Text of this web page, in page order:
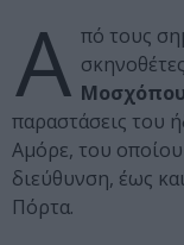
Α πό τους
παραστάσεις του
Αμόρε, του οποίου
διεύθυνση, έως
Πόρτα.